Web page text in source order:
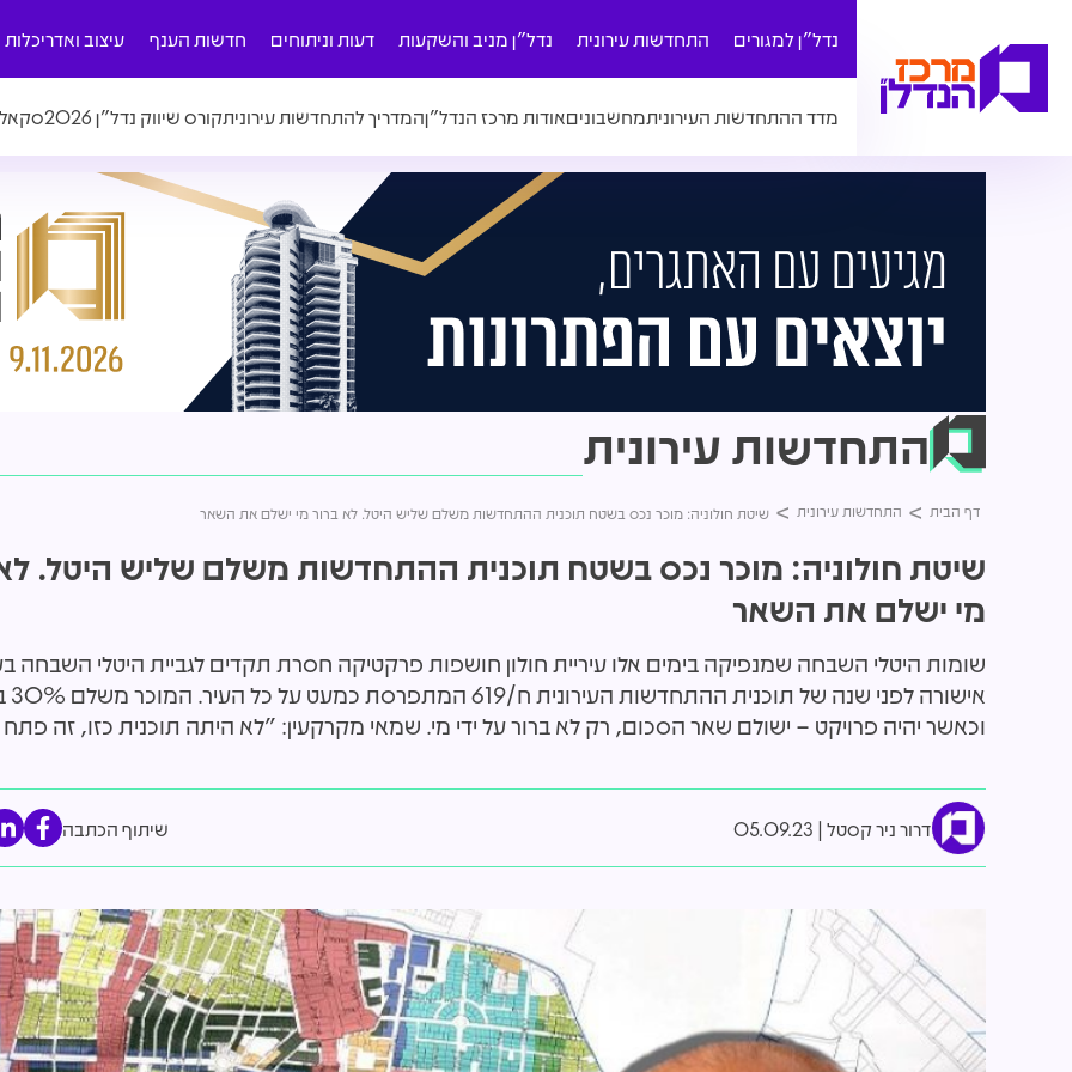
נדל"ן למגורים התחדשות עירונית נדל"ן מניב והשקעות דעות וניתוחים חדשות הענף עיצוב ואדריכלות
מדד ההתחדשות העירוניתמחשבוניםאודות מרכז הנדל"ןהמדריך להתחדשות עירוניתקורס שיווק נדל"ן 2026
התחדשות עירונית
דף הבית התחדשות עירונית שיטת חולוניה: מוכר נכס בשטח תוכנית ההתחדשות משלם שליש היטל. לא ברור מי ישלם את השאר
שיטת חולוניה: מוכר נכס בשטח תוכנית ההתחדשות משלם שליש היטל.
מי ישלם את השאר
שומות היטלי השבחה שמנפיקה בימים אלו עיריית חולון חושפות פרקטיקה חסרת תקדים לגביית היטלי השבחה
וכאשר יהיה פרויקט – ישולם שאר הסכום, רק לא ברור על ידי מי. שמאי מקרקעין: "לא היתה תוכנית כזו, זה
דרור ניר קסטל 05.09.23 שיתוף הכתבה
שיכון ובינוי רכשה את "נעמן מעליות". זה
הסכום שתשלם
בהשקעה של מיליארדים: אלו החברות
שנבחרו לנהל את הקמת בית החולים הענק
בנגב
"הסתמכה על כתבה בעיתון":
דרשה 242 מלש"ח מאפריקה
קיבלה?